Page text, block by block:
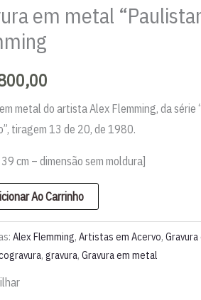
em metal
metal do artista Alex Flemming, da
tiragem 13 de 20, de 1980.
cm – dimensão sem moldura]
Ao Carrinho
Alex Flemming, Artistas em Acervo,
, gravura, Gravura em metal